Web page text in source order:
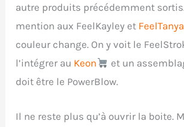
autre produits précédemment
mention aux FeelKayley et FeelTanya
couleur change. On y voit le
l’intégrer au Keon
et un
doit être le PowerBlow.
Il ne reste plus qu’à ouvrir la boite.